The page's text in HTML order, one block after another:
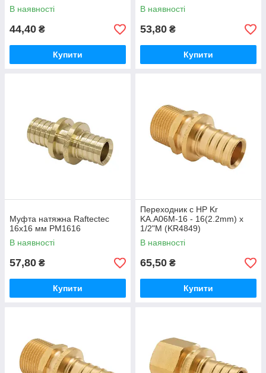
В наявності
44,40 ₴
Купити
В наявності
53,80 ₴
Купити
Муфта натяжна Raftectec
16x16 мм PM1616
В наявності
57,80 ₴
Купити
Переходник с НР Kr
KA.A06M-16 - 16(2.2mm) x
1/2"M (KR4849)
В наявності
65,50 ₴
Купити